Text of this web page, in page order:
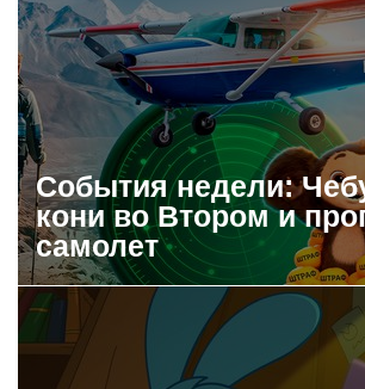
События недели:
кони во Втором и
самолет